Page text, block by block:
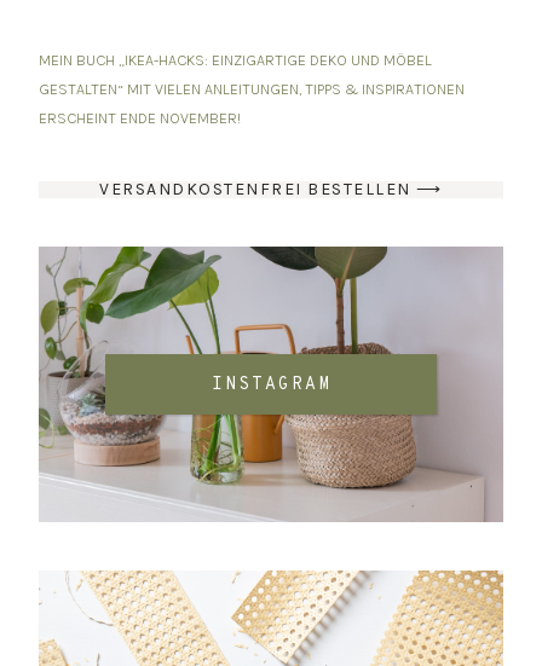
MEIN BUCH „IKEA-HACKS: EINZIGARTIGE DEKO UND MÖBEL
GESTALTEN“ MIT VIELEN ANLEITUNGEN, TIPPS & INSPIRATIONEN
ERSCHEINT ENDE NOVEMBER!
VERSANDKOSTENFREI BESTELLEN ⟶
INSTAGRAM